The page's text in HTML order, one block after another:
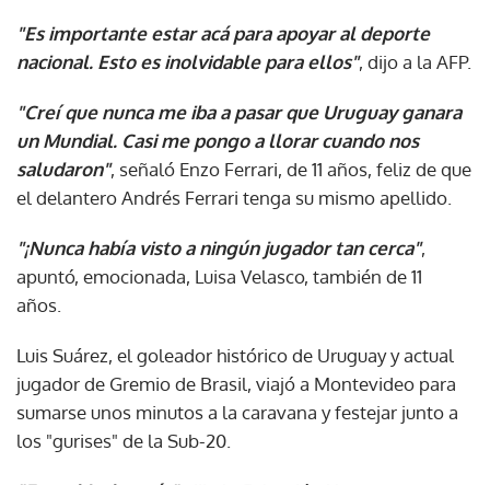
"Es importante estar acá para apoyar al deporte
nacional. Esto es inolvidable para ellos", dijo a la AFP.
"Creí que nunca me iba a pasar que Uruguay ganara
un Mundial. Casi me pongo a llorar cuando nos
saludaron", señaló Enzo Ferrari, de 11 años, feliz de que
el delantero Andrés Ferrari tenga su mismo apellido.
"¡Nunca había visto a ningún jugador tan cerca",
apuntó, emocionada, Luisa Velasco, también de 11
años.
Luis Suárez, el goleador histórico de Uruguay y actual
jugador de Gremio de Brasil, viajó a Montevideo para
sumarse unos minutos a la caravana y festejar junto a
los "gurises" de la Sub-20.